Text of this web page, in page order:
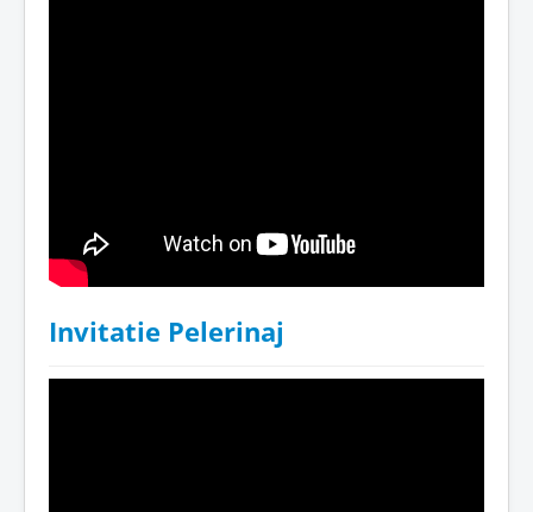
Invitatie Pelerinaj